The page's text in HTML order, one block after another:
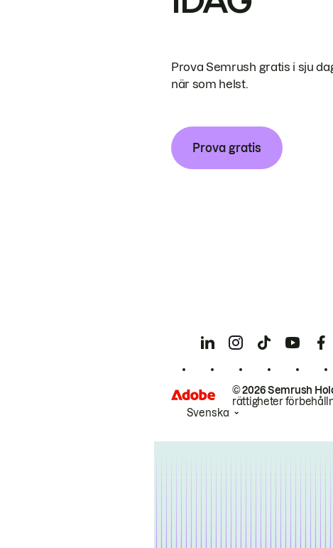
Prova Semrush gratis i sju
när som helst.
Prova gratis
© 2026 Semrush
rättigheter
Svenska